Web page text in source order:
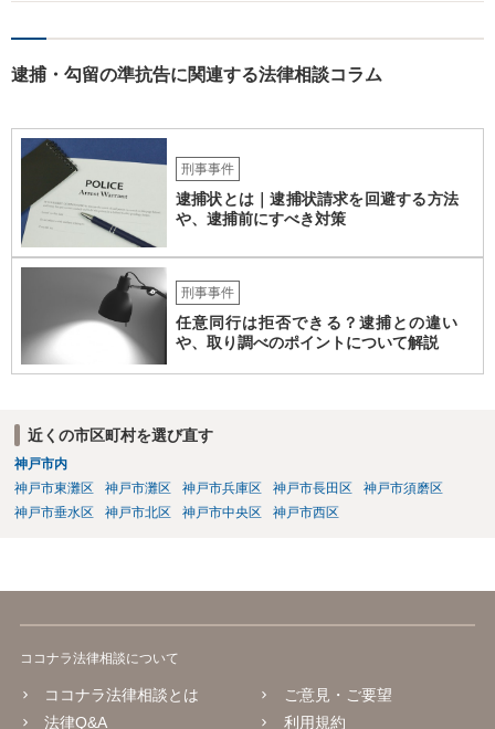
逮捕・勾留の準抗告に関連する法律相談コラム
刑事事件
逮捕状とは｜逮捕状請求を回避する方法
や、逮捕前にすべき対策
刑事事件
任意同行は拒否できる？逮捕との違い
や、取り調べのポイントについて解説
近くの市区町村を選び直す
神戸市内
神戸市東灘区
神戸市灘区 神戸市兵庫区 神戸市長田区
神戸市須磨区
神戸市垂水区
神戸市北区 神戸市中央区 神戸市西区
ココナラ法律相談について
ココナラ法律相談とは
法律Q&A
ご意見・ご要望
利用規約